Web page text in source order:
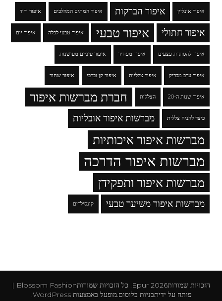
איפור אונליין איפור הברקות איפור המתים המהלכים איפור ורוד
איפור חתולי איפור טבעי איפור טבעי לכלה איפור יום
איפור להסתרת פצעים איפור מפחיד איפור עיניים מעושנות
איפור ערב מבריק איפור צלליות איפור קן וברבי איפור שחור
איפור שנות ה-20 הצללות חברת מברשות איפור
כיצד להניח צללית מברשות איפור אובליות
מברשות איפור איכותיות
מברשות איפור הדרכה
מברשות איפור ותפקידן
מברשות איפור משיער טבעי קונסילרים
הזכויות שמורות2026 Epur. כל הזכויות שמורות
Blossom Fashion |
פותח על ידיתבניות בלוסום.מופעל באמצעותWordPress
.